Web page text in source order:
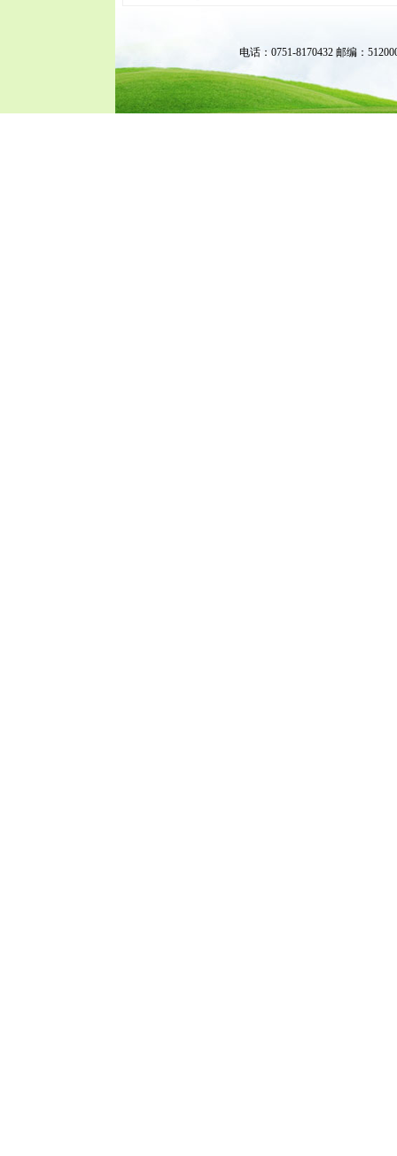
电话：0751-8170432 邮编：